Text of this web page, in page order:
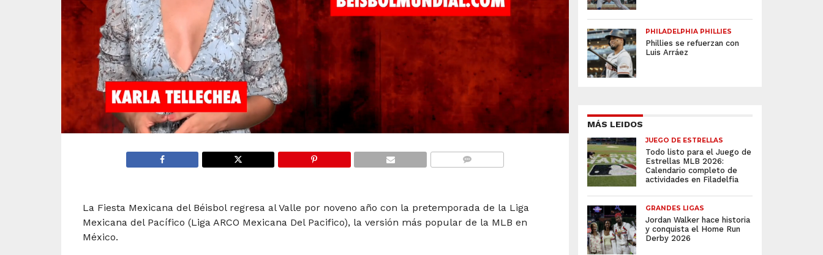
La Fiesta Mexicana del Béisbol regresa al Valle por noveno año con la pretemporada de la Liga
Mexicana del Pacífico (Liga ARCO Mexicana Del Pacifico), la versión más popular de la MLB en
México.
PHILADELPHIA PHILLIES
Phillies se refuerzan con
Luis Arráez
MÁS LEIDOS
JUEGO DE ESTRELLAS
Todo listo para el Juego de
Estrellas MLB 2026:
Calendario completo de
actividades en Filadelfia
GRANDES LIGAS
Jordan Walker hace historia
y conquista el Home Run
Derby 2026